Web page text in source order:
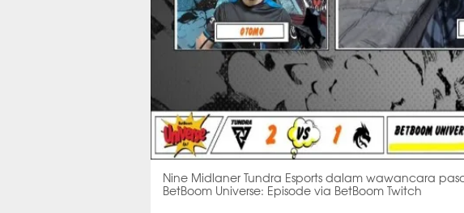
Nine Midlaner Tundra Esports dalam wawancara
BetBoom Universe: Episode via BetBoom Twitch